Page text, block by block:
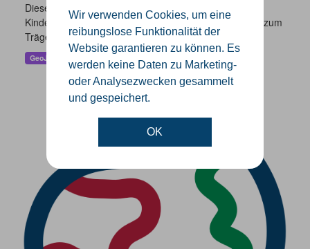
Wir verwenden Cookies, um eine
reibungslose Funktionalität der
Website garantieren zu können. Es
werden keine Daten zu Marketing-
oder Analysezwecken gesammelt
und gespeichert.
OK
Dieser Datensatz beinhaltet die Darstellung der
Kindertagesstätten im Kreis Gütersloh sowie Angaben zum
Träger und Kontaktinformationen.
GeoJSON SHP